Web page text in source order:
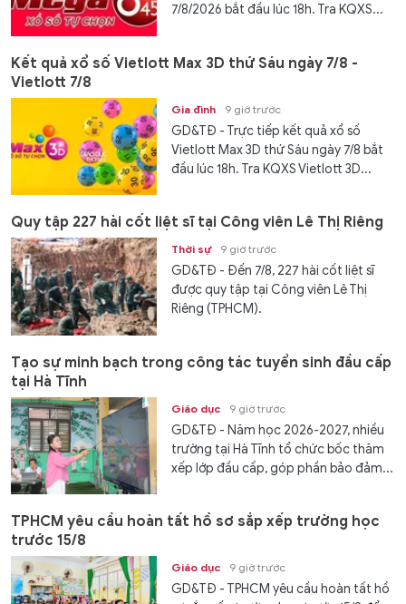
7/8/2026 bắt đầu lúc 18h. Tra KQXS...
Kết quả xổ số Vietlott Max 3D thứ Sáu ngày 7/8 -
Vietlott 7/8
Gia đình 9 giờ trước
GD&TĐ - Trực tiếp kết quả xổ số
Vietlott Max 3D thứ Sáu ngày 7/8 bắt
đầu lúc 18h. Tra KQXS Vietlott 3D...
Quy tập 227 hài cốt liệt sĩ tại Công viên Lê Thị Riêng
Thời sự 9 giờ trước
GD&TĐ - Đến 7/8, 227 hài cốt liệt sĩ
được quy tập tại Công viên Lê Thị
Riêng (TPHCM).
Tạo sự minh bạch trong công tác tuyển sinh đầu cấp
tại Hà Tĩnh
Giáo dục 9 giờ trước
GD&TĐ - Năm học 2026-2027, nhiều
trường tại Hà Tĩnh tổ chức bốc thăm
xếp lớp đầu cấp, góp phần bảo đảm...
TPHCM yêu cầu hoàn tất hồ sơ sắp xếp trường học
trước 15/8
Giáo dục 9 giờ trước
GD&TĐ - TPHCM yêu cầu hoàn tất hồ